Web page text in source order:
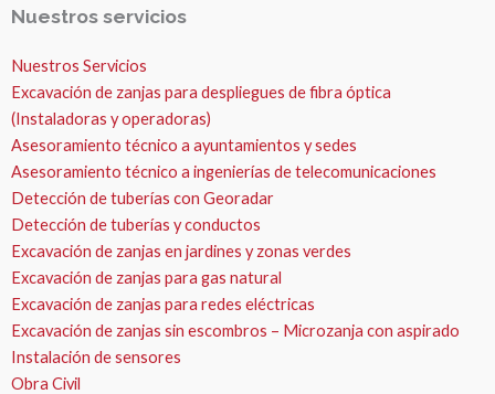
Nuestros servicios
Nuestros Servicios
Excavación de zanjas para despliegues de fibra óptica
(Instaladoras y operadoras)
Asesoramiento técnico a ayuntamientos y sedes
Asesoramiento técnico a ingenierías de telecomunicaciones
Detección de tuberías con Georadar
Detección de tuberías y conductos
Excavación de zanjas en jardines y zonas verdes
Excavación de zanjas para gas natural
Excavación de zanjas para redes eléctricas
Excavación de zanjas sin escombros – Microzanja con aspirado
Instalación de sensores
Obra Civil